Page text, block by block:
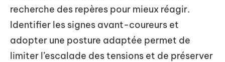
recherche des repères pour mieux réagir.
Identifier les signes avant-coureurs et
adopter une posture adaptée permet de
limiter l’escalade des tensions et de préserver